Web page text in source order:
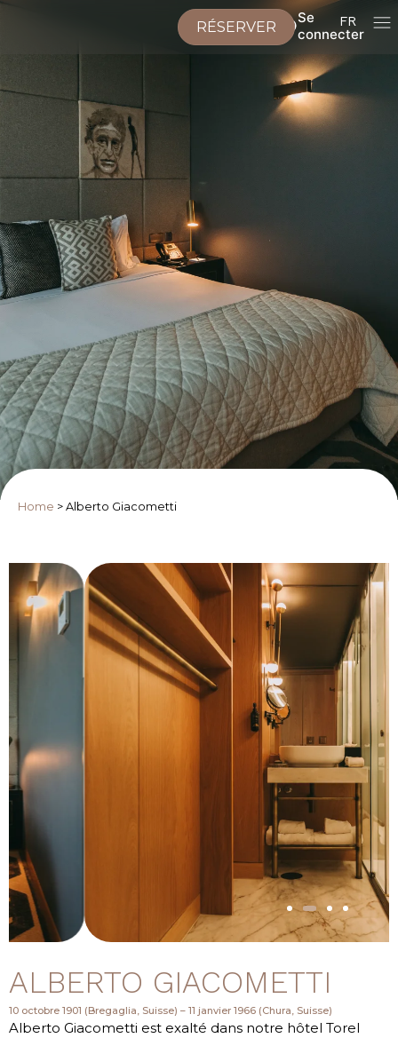
FR
Se
connecter
RÉSERVER
Home > Alberto Giacometti
ALBERTO GIACOMETTI
10 octobre 1901 (Bregaglia, Suisse) – 11 janvier 1966 (Chura, Suisse)
Alberto Giacometti est exalté dans notre hôtel Torel